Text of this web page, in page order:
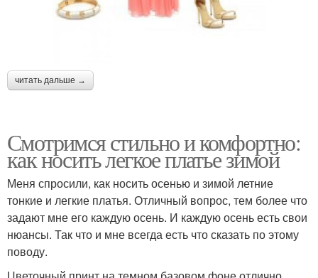
читать дальше →
Смотримся стильно и комфортно:
как носить легкое платье зимой
Меня спросили, как носить осенью и зимой летние
тонкие и легкие платья. Отличный вопрос, тем более что
задают мне его каждую осень. И каждую осень есть свои
нюансы. Так что и мне всегда есть что сказать по этому
поводу.